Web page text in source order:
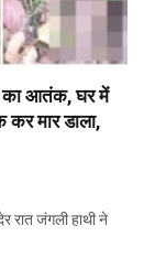
का आतंक, घर में
मार डाला,
रात जंगली हाथी ने